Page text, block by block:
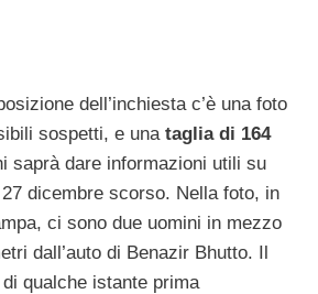
dell’inchiesta c’è una foto
sospetti, e una taglia di 164
saprà dare informazioni utili su
dicembre scorso. Nella foto, in
ci sono due uomini in mezzo
dall’auto di Benazir Bhutto. Il
qualche istante prima